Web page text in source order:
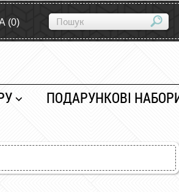
(0)
ПОДАРУНКОВІ